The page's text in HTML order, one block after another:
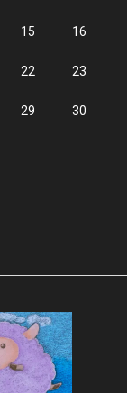
15 16
22 23
29 30